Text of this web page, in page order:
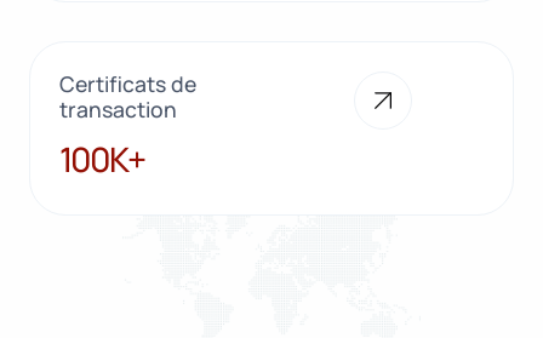
Certificats de
transaction
100K+
100K+